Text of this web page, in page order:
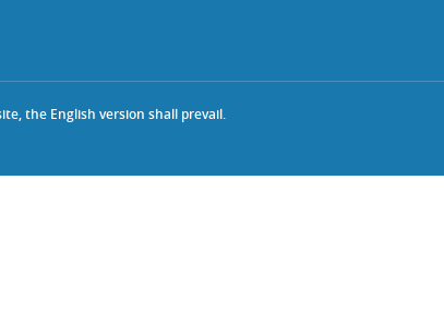
the English version shall prevail.